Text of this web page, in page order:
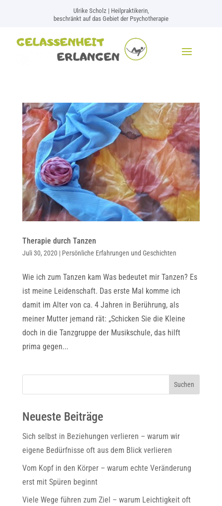
Ulrike Scholz | Heilpraktikerin,
beschränkt auf das Gebiet der Psychotherapie
Therapie durch Tanzen
Juli 30, 2020 | Persönliche Erfahrungen und Geschichten
Wie ich zum Tanzen kam Was bedeutet mir Tanzen? Es
ist meine Leidenschaft. Das erste Mal komme ich
damit im Alter von ca. 4 Jahren in Berührung, als
meiner Mutter jemand rät: „Schicken Sie die Kleine
doch in die Tanzgruppe der Musikschule, das hilft
prima gegen...
Suchen
Neueste Beiträge
Sich selbst in Beziehungen verlieren – warum wir
eigene Bedürfnisse oft aus dem Blick verlieren
Vom Kopf in den Körper – warum echte Veränderung
erst mit Spüren beginnt
Viele Wege führen zum Ziel – warum Leichtigkeit oft